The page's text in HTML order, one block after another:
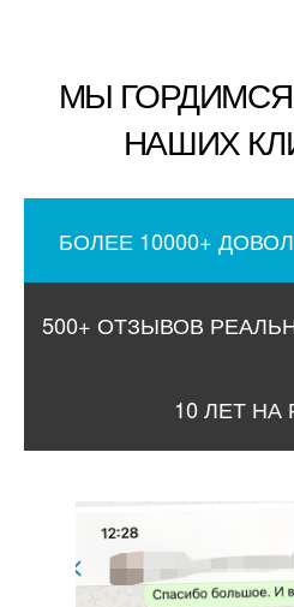
МЫ
НАШИХ
БОЛЕЕ 10000+
500+ ОТЗЫВОВ
10 ЛЕТ НА